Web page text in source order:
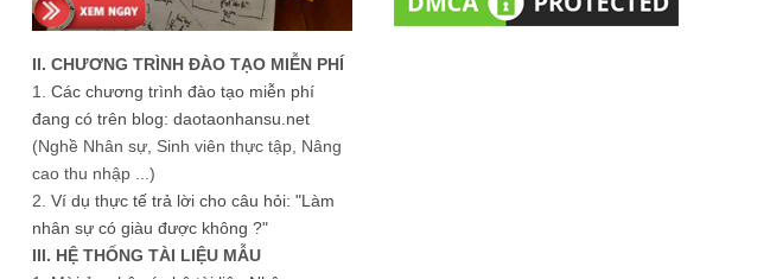
II. CHƯƠNG TRÌNH ĐÀO TẠO MIỄN PHÍ
1. Các chương trình đào tạo miễn phí
đang có trên blog: daotaonhansu.net
(Nghề Nhân sự, Sinh viên thực tập, Nâng
cao thu nhập ...)
2. Ví dụ thực tế trả lời cho câu hỏi: "Làm
nhân sự có giàu được không ?"
III. HỆ THỐNG TÀI LIỆU MẪU